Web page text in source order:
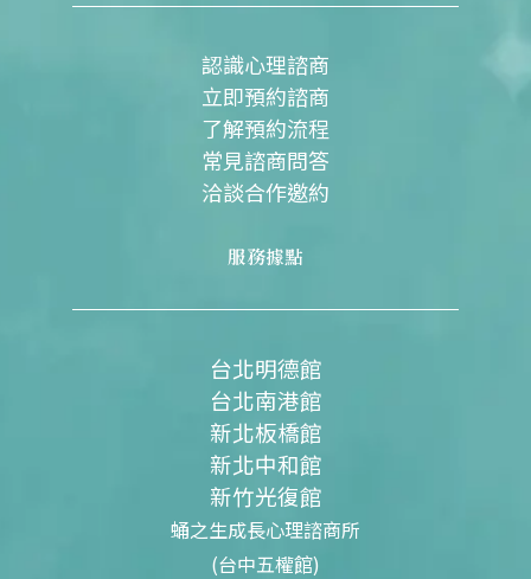
o e r
認識心理諮商
立即預約諮商
了解預約流程
常見諮商問答
洽談合作邀約
服務據點
台北明德館
台北南港館
新北板橋館
新北中和館
新竹光復館
蛹之生成長心理諮商所
(台中五權館)